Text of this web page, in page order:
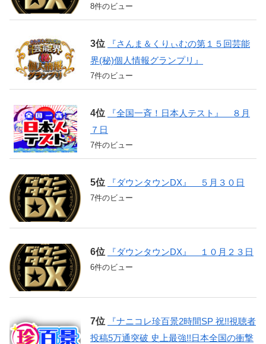
8件のビュー
『さんま＆くりぃむの第１５回芸能
界(秘)個人情報グランプリ』
7件のビュー
『全国一斉！日本人テスト』 ８月
７日
7件のビュー
『ダウンタウンDX』 ５月３０日
7件のビュー
『ダウンタウンDX』 １０月２３日
6件のビュー
『ナニコレ珍百景2時間SP 祝!!視聴者
投稿5万通突破 史上最強!!日本全国の衝撃